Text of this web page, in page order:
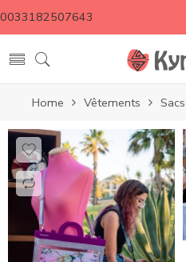
0033182507643
Home Vêtements Sacs